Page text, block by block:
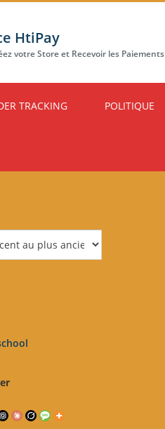
HtiPay
votre Store et Recevoir les Paiements
TRACKING POLITIQUE